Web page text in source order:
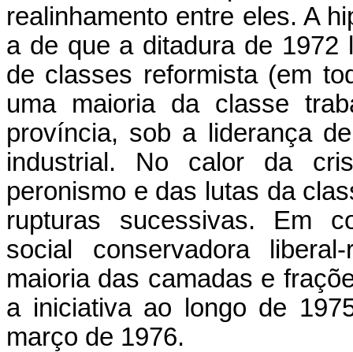
realinhamento entre eles. A
a de que a ditadura de 1972
de classes reformista (em
uma maioria da classe
província, sob a liderança
industrial. No calor da
peronismo e das lutas da
rupturas sucessivas. Em
social conservadora
maioria das camadas e
a iniciativa ao longo de
março de 1976.